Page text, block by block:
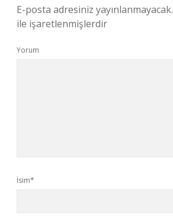
E-posta adresiniz yayınlanmayacak.
ile işaretlenmişlerdir
Yorum
İsim*